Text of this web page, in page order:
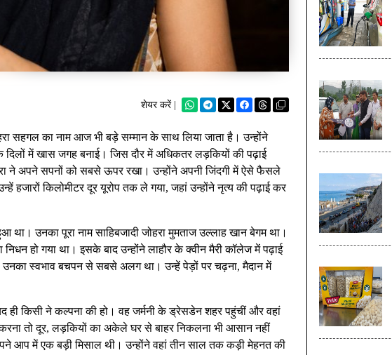
शेयर करें |
सहगल का नाम आज भी बड़े सम्मान के साथ लिया जाता है। उन्होंने
में खास जगह बनाई। जिस दौर में अधिकतर लड़कियों की पढ़ाई
ने अपने सपनों को सबसे ऊपर रखा। उन्होंने अपनी जिंदगी में ऐसे फैसले
किलोमीटर दूर यूरोप तक ले गया, जहां उन्होंने नृत्य की पढ़ाई कर
उनका पूरा नाम साहिबजादी जोहरा मुमताज उल्लाह खान बेगम था।
हो गया था। इसके बाद उन्होंने लाहौर के क्वीन मैरी कॉलेज में पढ़ाई
स्वभाव बचपन से सबसे अलग था। उन्हें पेड़ों पर चढ़ना, मैदान में
ही किसी ने कल्पना की हो। वह जर्मनी के ड्रेसडेन शहर पहुंचीं और वहां
तो दूर, लड़कियों का अकेले घर से बाहर निकलना भी आसान नहीं
आप में एक बड़ी मिसाल थी। उन्होंने वहां तीन साल तक कड़ी मेहनत की